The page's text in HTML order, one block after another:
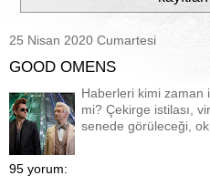
25 Nisan 2020 Cumartesi
GOOD OMENS
Haberleri kimi zaman
mi? Çekirge istilası,
senede görüleceği,
95 yorum: